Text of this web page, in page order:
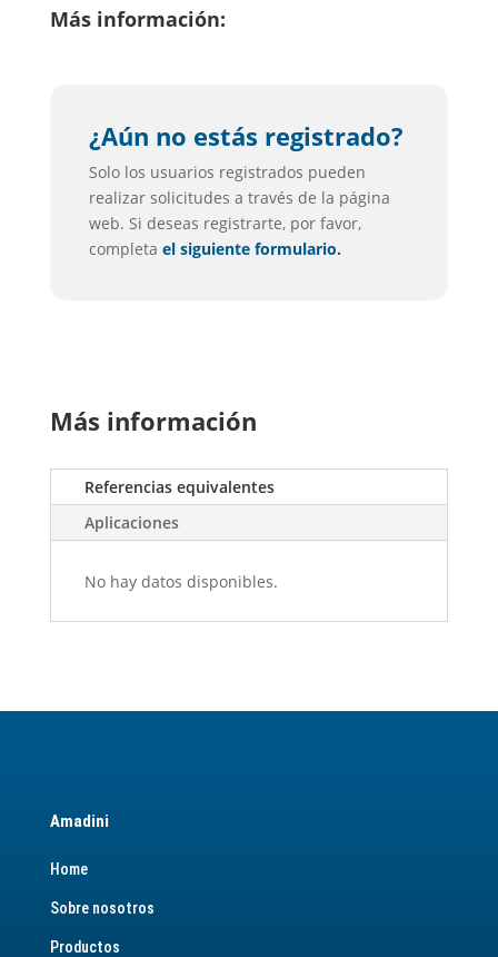
Más información:
¿Aún no estás registrado?
Solo los usuarios registrados pueden
realizar solicitudes a través de la página
web. Si deseas registrarte, por favor,
completa el siguiente formulario.
Más información
Referencias equivalentes
Aplicaciones
No hay datos disponibles.
Amadini
Home
Sobre nosotros
Productos